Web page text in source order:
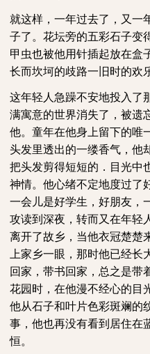
就这样，一年过去了，又一
子了。花坛旁的五彩石子变
甲虫也被他用针插起放在盒
长而坎坷的歧路一旧时的欢
这年轻人急躁不安地投入了
满寓意的世界消失了，被遗
他。童年在他身上留下的唯
头发里透出的一缕香气，他
把头发剪得短短的．目光中
神情。他心绪不定地度过了
一会儿是好学生，好朋友，
攻读到深夜，转而又在年轻
离开了故乡，当他衣冠楚楚
上家乡一眼，那时他已经
回家，带书回家，总之是带
花园时，在他漫不经心的目
他从石子和叶片色彩斑斓的
事，他也再没有看到居住在
恒。